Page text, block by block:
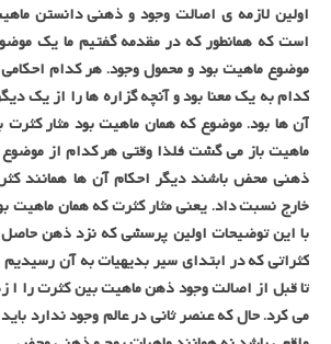
اولین لازمه ی اصالت وجود و ذهنی دانستن
است که همانطور که در مقدمه گفتیم ما یک
موضوع ماهیت بود و محمول وجود. هر کدام
کدام به یک معنا بود و آنچه گزاره ها را از یک
آن ها بود. موضوع که همان ماهیت بود مثار
ماهیت باز می گشت فلذا وقتی هر کدام از
ذهنی محض باشند دیگر احکام آن ها همانند
خارج نسبت داد. یعنی مثار کثرت که همان ماهیت
با این توضیحات اولین پرسشی که نزد ذهن
کثراتی که در ابتدای سیر بدیهیات به آن
تا قبل از اصالت وجود ذهن ماهیت بین کثرت را ا
می کرد. حال که عنصر ثانی در عالم وجود ندارد